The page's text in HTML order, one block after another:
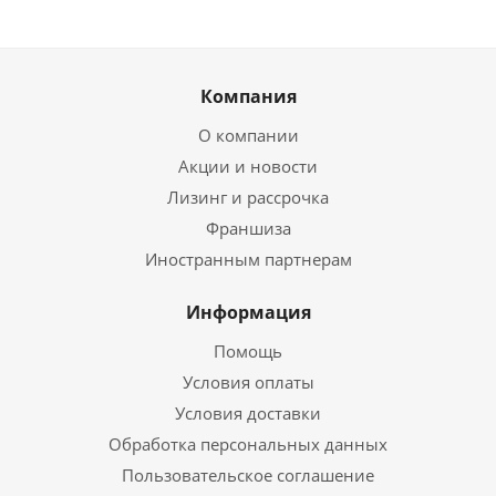
Компания
О компании
Акции и новости
Лизинг и рассрочка
Франшиза
Иностранным партнерам
Информация
Помощь
Условия оплаты
Условия доставки
Обработка персональных данных
Пользовательское соглашение